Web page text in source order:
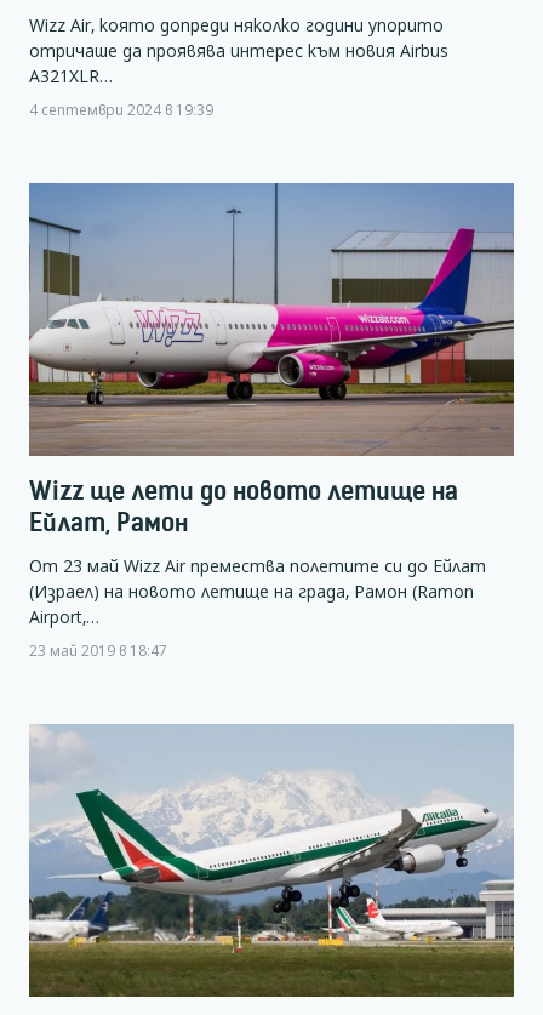
Wizz Air, която допреди няколко години упорито
отричаше да проявява интерес към новия Airbus
A321XLR…
4 септември 2024 в 19:39
Wizz ще лети до новото летище на
Ейлат, Рамон
От 23 май Wizz Air премества полетите си до Ейлат
(Израел) на новото летище на града, Рамон (Ramon
Airport,…
23 май 2019 в 18:47